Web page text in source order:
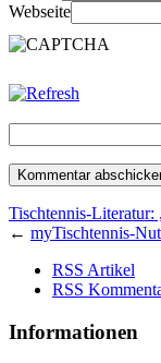
Webseite
Tischtennis-Literatur:
← myTischtennis-
RSS Artikel
RSS
Informationen